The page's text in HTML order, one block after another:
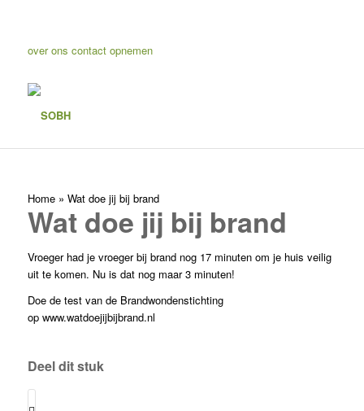
over ons contact opnemen
Home» Wat doe jij bij brand
Wat doe jij bij brand
Vroeger had je vroeger bij brand nog 17 minuten om je huis veilig
uit te komen. Nu is dat nog maar 3 minuten!
Doe de test van de Brandwondenstichting
op www.watdoejijbijbrand.nl
Deel dit stuk